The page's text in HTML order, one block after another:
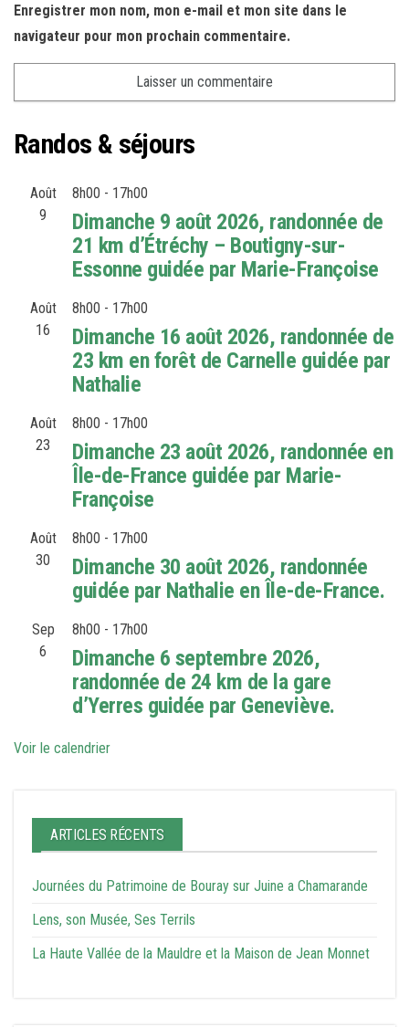
Enregistrer mon nom, mon e-mail et mon site dans le
navigateur pour mon prochain commentaire.
Randos & séjours
Août
9
8h00 - 17h00
Dimanche 9 août 2026, randonnée de
21 km d’Étréchy – Boutigny-sur-
Essonne guidée par Marie-Françoise
Août
16
8h00 - 17h00
Dimanche 16 août 2026, randonnée de
23 km en forêt de Carnelle guidée par
Nathalie
Août
23
8h00 - 17h00
Dimanche 23 août 2026, randonnée en
Île-de-France guidée par Marie-
Françoise
Août
30
8h00 - 17h00
Dimanche 30 août 2026, randonnée
guidée par Nathalie en Île-de-France.
Sep
6
8h00 - 17h00
Dimanche 6 septembre 2026,
randonnée de 24 km de la gare
d’Yerres guidée par Geneviève.
Voir le calendrier
ARTICLES RÉCENTS
Journées du Patrimoine de Bouray sur Juine a Chamarande
Lens, son Musée, Ses Terrils
La Haute Vallée de la Mauldre et la Maison de Jean Monnet